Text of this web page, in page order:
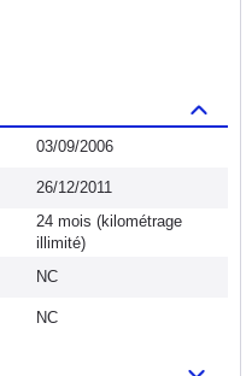
03/09/2006
26/12/2011
24 mois (kilométrage
illimité)
NC
NC